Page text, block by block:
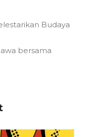
Budaya
bersama